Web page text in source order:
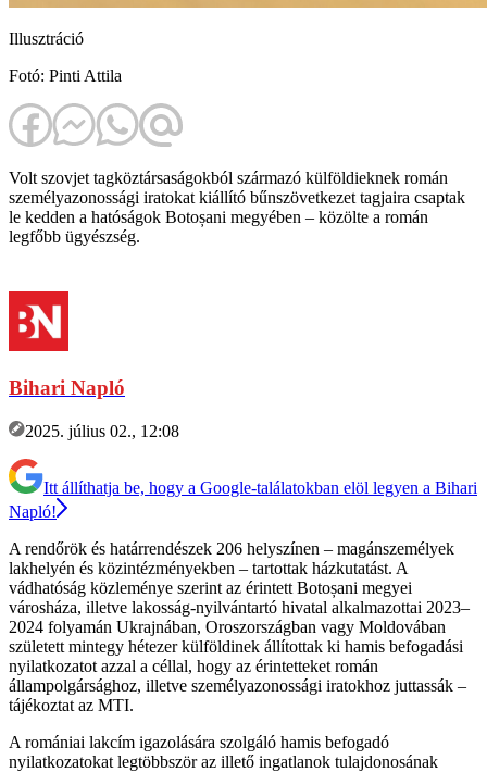
Illusztráció
Fotó: Pinti Attila
Volt szovjet tagköztársaságokból származó külföldieknek román
személyazonossági iratokat kiállító bűnszövetkezet tagjaira csaptak
le kedden a hatóságok Botoșani megyében – közölte a román
legfőbb ügyészség.
Bihari Napló
2025. július 02., 12:08
Itt állíthatja be, hogy a Google-találatokban elöl legyen a Bihari
Napló!
A rendőrök és határrendészek 206 helyszínen – magánszemélyek
lakhelyén és közintézményekben – tartottak házkutatást. A
vádhatóság közleménye szerint az érintett Botoșani megyei
városháza, illetve lakosság-nyilvántartó hivatal alkalmazottai 2023–
2024 folyamán Ukrajnában, Oroszországban vagy Moldovában
született mintegy hétezer külföldinek állítottak ki hamis befogadási
nyilatkozatot azzal a céllal, hogy az érintetteket román
állampolgársághoz, illetve személyazonossági iratokhoz juttassák –
tájékoztat az MTI.
A romániai lakcím igazolására szolgáló hamis befogadó
nyilatkozatokat legtöbbször az illető ingatlanok tulajdonosának